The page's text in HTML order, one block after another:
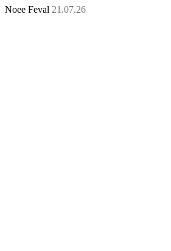
Noee Feval 21.07.26